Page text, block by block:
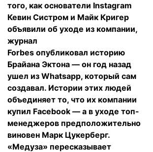
того, как основатели Instagram
Кевин Систром и Майк Кригер
объявили об уходе из компании,
журнал
Forbes опубликовал историю
Брайана Эктона — он год назад
ушел из Whatsapp, который сам
создавал. Истории этих людей
объединяет то, что их компании
купил Facebook — а в уходе топ-
менеджеров предположительно
виновен Марк Цукерберг.
«Медуза» пересказывает